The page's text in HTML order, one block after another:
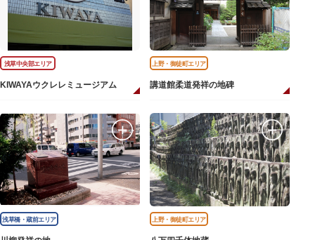
浅草中央部エリア
KIWAYAウクレレミュージアム
上野・御徒町エリア
講道館柔道発祥の地碑
浅草橋・蔵前エリア 上野・御徒町エリア